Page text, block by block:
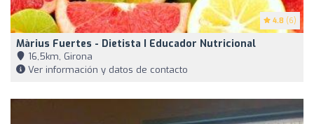
4.8 (6)
Màrius Fuertes - Dietista I Educador Nutricional
16,5km, Girona
Ver información y datos de contacto